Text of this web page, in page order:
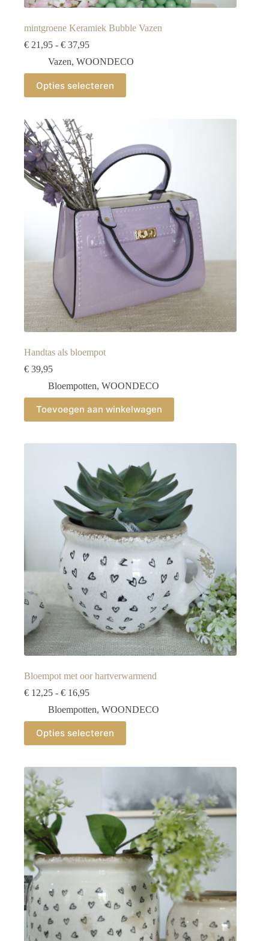
mintgroene Keramiek Bubble Vazen
€ 21,95 - € 37,95Prijsklasse:
tot
Vazen, WOONDECO
Opties selecteren
product
heeft
variaties.
Deze
optie
kan
gekozen
worden
op
productpagina
Handtas als bloempot
€ 39,95
Bloempotten, WOONDECO
Toevoegen aan winkelwagen
Bloempot met oor hartverwarmend
€ 12,25 - € 16,95Prijsklasse:
tot
€ 16,95
Bloempotten, WOONDECO
Opties selecteren
Dit
product
heeft
variaties.
Deze
optie
kan
gekozen
worden
op
de
productpagina